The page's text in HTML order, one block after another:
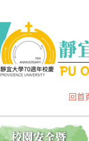
回首